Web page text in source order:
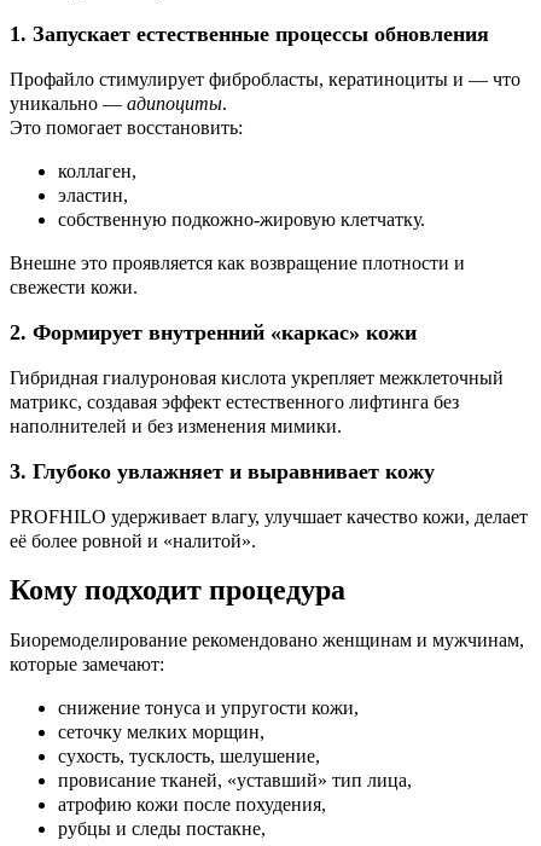
1. Запускает естественные процессы обновления
Профайло стимулирует фибробласты, кератиноциты и — что
уникально — адипоциты.
Это помогает восстановить:
коллаген,
эластин,
собственную подкожно-жировую клетчатку.
Внешне это проявляется как возвращение плотности и
свежести кожи.
2. Формирует внутренний «каркас» кожи
Гибридная гиалуроновая кислота укрепляет межклеточный
матрикс, создавая эффект естественного лифтинга без
наполнителей и без изменения мимики.
3. Глубоко увлажняет и выравнивает кожу
PROFHILO удерживает влагу, улучшает качество кожи, делает
её более ровной и «налитой».
Кому подходит процедура
Биоремоделирование рекомендовано женщинам и мужчинам,
которые замечают:
снижение тонуса и упругости кожи,
сеточку мелких морщин,
сухость, тусклость, шелушение,
провисание тканей, «уставший» тип лица,
атрофию кожи после похудения,
рубцы и следы постакне,